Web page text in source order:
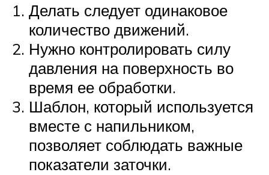
Делать следует одинаковое
количество движений.
Нужно контролировать силу
давления на поверхность во
время ее обработки.
Шаблон, который используется
вместе с напильником,
позволяет соблюдать важные
показатели заточки.